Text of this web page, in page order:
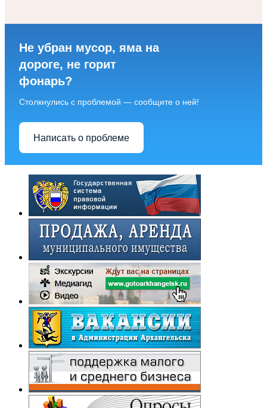
Не убран мусор, яма на
дороге, не горит
фонарь?
Столкнулись с проблемой — сообщите о ней!
Написать о проблеме